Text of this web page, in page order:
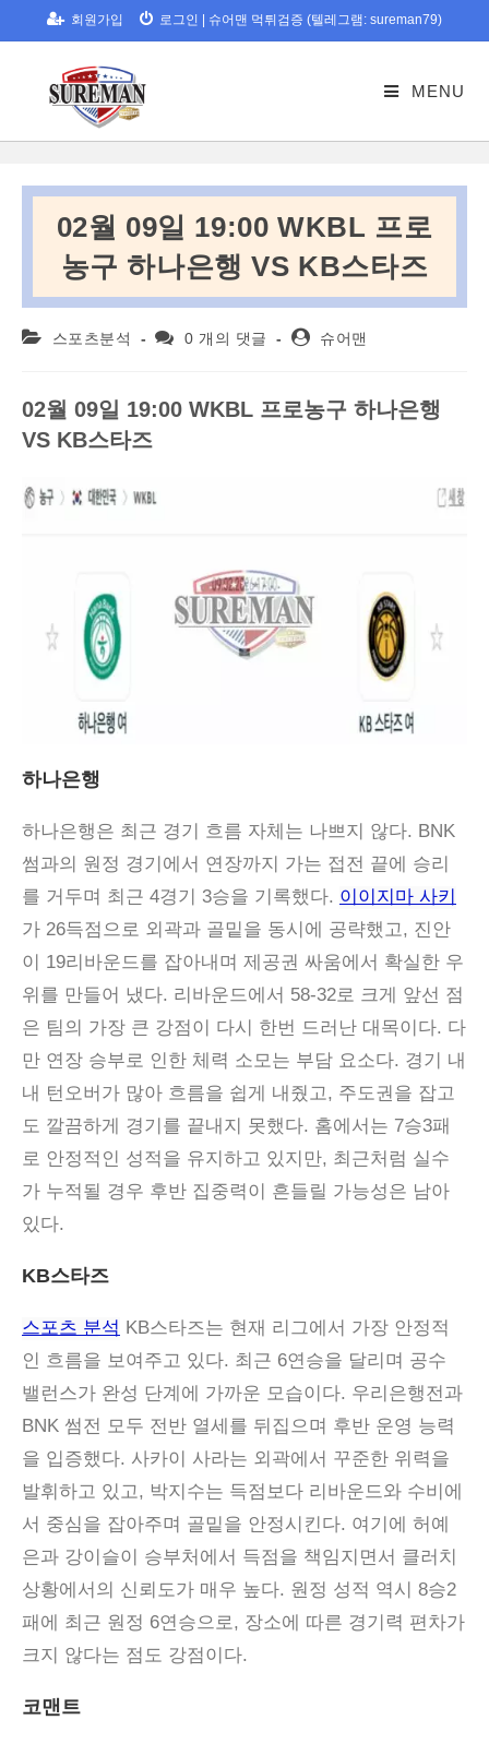
to
회원가입 로그인 슈어맨 먹튀검증 (텔레그램: sureman79)
MENU
02월 09일 19:00 WKBL 프로
농구 하나은행 VS KB스타즈
Post 스포츠분석
Post0 개의 댓글
Post슈어맨
02월 09일 19:00 WKBL 프로농구 하나은행
VS KB스타즈
하나은행
하나은행은 최근 경기 흐름 자체는 나쁘지 않다. BNK
썸과의 원정 경기에서 연장까지 가는 접전 끝에 승리
를 거두며 최근 4경기 3승을 기록했다. 이이지마 사키
가 26득점으로 외곽과 골밑을 동시에 공략했고, 진안
이 19리바운드를 잡아내며 제공권 싸움에서 확실한 우
위를 만들어 냈다. 리바운드에서 58-32로 크게 앞선 점
은 팀의 가장 큰 강점이 다시 한번 드러난 대목이다. 다
만 연장 승부로 인한 체력 소모는 부담 요소다. 경기 내
내 턴오버가 많아 흐름을 쉽게 내줬고, 주도권을 잡고
도 깔끔하게 경기를 끝내지 못했다. 홈에서는 7승3패
로 안정적인 성적을 유지하고 있지만, 최근처럼 실수
가 누적될 경우 후반 집중력이 흔들릴 가능성은 남아
있다.
KB스타즈
스포츠 분석 KB스타즈는 현재 리그에서 가장 안정적
인 흐름을 보여주고 있다. 최근 6연승을 달리며 공수
밸런스가 완성 단계에 가까운 모습이다. 우리은행전과
BNK 썸전 모두 전반 열세를 뒤집으며 후반 운영 능력
을 입증했다. 사카이 사라는 외곽에서 꾸준한 위력을
발휘하고 있고, 박지수는 득점보다 리바운드와 수비에
서 중심을 잡아주며 골밑을 안정시킨다. 여기에 허예
은과 강이슬이 승부처에서 득점을 책임지면서 클러치
상황에서의 신뢰도가 매우 높다. 원정 성적 역시 8승2
패에 최근 원정 6연승으로, 장소에 따른 경기력 편차가
크지 않다는 점도 강점이다.
코맨트